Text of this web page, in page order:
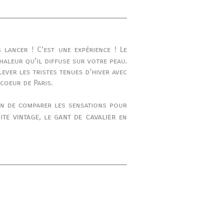
! C'est une expérience ! Le
qu'il diffuse sur votre peau.
les tristes tenues d'hiver avec
de Paris.
comparer les sensations pour
vintage, le gant de cavalier en